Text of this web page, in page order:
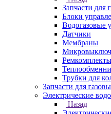
Запчасти для
Блоки
Водогазовые
Датчики
Мембраны
Ремкомплекты
Трубки для
Запчасти для
Электрические
Назад